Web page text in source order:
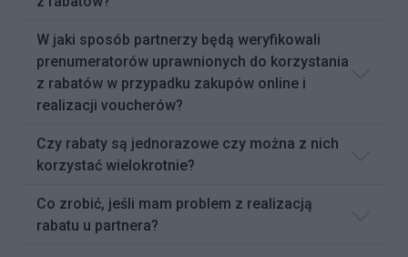
W jaki sposób partnerzy będą weryfikowali
prenumeratorów uprawnionych do korzystania
z rabatów w przypadku zakupów online i
realizacji voucherów?
Czy rabaty są jednorazowe czy można z nich
korzystać wielokrotnie?
Co zrobić, jeśli mam problem z realizacją
rabatu u partnera?